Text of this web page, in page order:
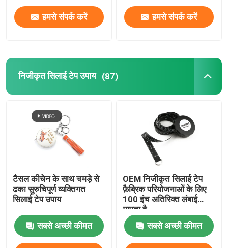
दूरी मापने का पहिया
टेप उपाय घटक
हमसे संपर्क करें हमसे संपर्क करें
निजीकृत सिलाई टेप उपाय (87)
टैसल कीचेन के साथ चमड़े से
ढका सुरुचिपूर्ण व्यक्तिगत
सिलाई टेप उपाय
सबसे अच्छी कीमत
OEM निजीकृत सिलाई टेप
फ़ैब्रिक परियोजनाओं के लिए
100 इंच अतिरिक्त लंबाई
मापता है
सबसे अच्छी कीमत